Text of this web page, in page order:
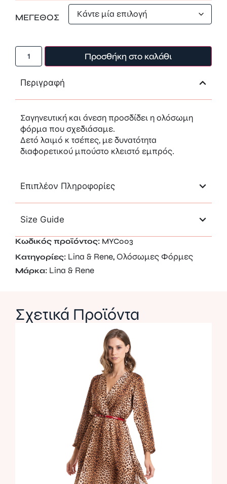
ΜΕΓΕΘΟΣ
Προσθήκη στο καλάθι
Περιγραφή
Σαγηνευτική και άνεση προσδίδει η ολόσωμη
φόρμα που σχεδιάσαμε.
Δετό λαιμό κ τσέπες, με δυνατότητα
διαφορετικού μπούστο κλειστό εμπρός.
Επιπλέον Πληροφορίες
Size Guide
Κωδικός προϊόντος: MYC003
Κατηγορίες: Lina & Rene, Ολόσωμες Φόρμες
Μάρκα: Lina & Rene
Σχετικά Προϊόντα